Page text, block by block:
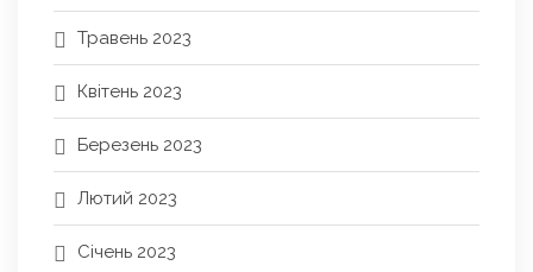
Травень 2023
Квітень 2023
Березень 2023
Лютий 2023
Січень 2023